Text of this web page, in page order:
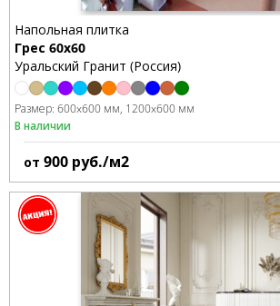
Напольная плитка
Грес 60х60
Уральский Гранит (Россия)
Размер: 600x600 мм 1200x600 мм
В наличии
от 900 руб./м2